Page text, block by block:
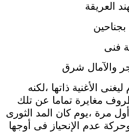
العريقة
فنى
والآمال شرق
الأغنية ذاتها ،لكنه
مغايرة تماما عن تلك
أول مرة ،يوم كان المد الثورى
عدم الإنحياز فى أوجها